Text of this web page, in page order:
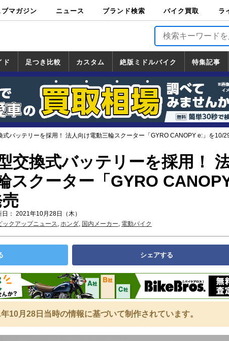
ブマガジン ニュース ブランド検索 バイク買取
バイク買取
ラ
ラ
バ
バ
フ
バ
ロ
バ
ド 足つき比較 カスタム
カスタム
一覧
ホンダ
ヤマハ
スズキ
カワサキ
絶版ミドルバイク
絶版ミドルバイク
一覧
ホンダ
ヤマハ
スズキ
カワサキ
特集記事
道の駅調査隊
ツーリング情報局
日本の道50選
国道めぐり
林道ツーリング
式バッテリーを採用！ 法人向け電動三輪スクーター「GYRO CANOPY e:」を10/
交換式バッテリーを採用！
スクーター「GYRO
： 2021年10月28日（木）
ックアップニュース, ホンダ, 国内メーカー, 電動バイク
シェアする
10月28日当時の情報に基づいて制作されています。